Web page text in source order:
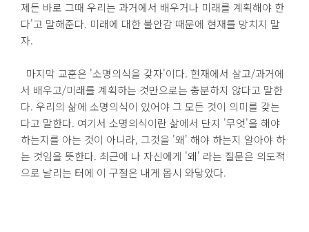
제든 바로 그때 우리는 과거에서 배우거나 미래를 계획해야 한
다'고 말해준다. 미래에 대한 불안감 때문에 현재를 망치지 말
자.
마지막 교훈은 '소명의식을 갖자'이다. 현재에서 살고/과거에
서 배우고/미래를 계획하는 것만으로는 충분하지 않다고 말한
다. 우리의 삶에 소명의식이 있어야 그 모든 것이 의미를 갖는
다고 말한다. 여기서 소명의식이란 삶에서 단지 '무엇'을 해야
하는지를 아는 것이 아니라, 그것을 '왜' 해야 하는지 알아야 하
는 것임을 뜻한다. 최근에 나 자신에게 '왜' 라는 질문은 의도적
으로 날리는 터에 이 구절은 내게 몹시 와닿았다.